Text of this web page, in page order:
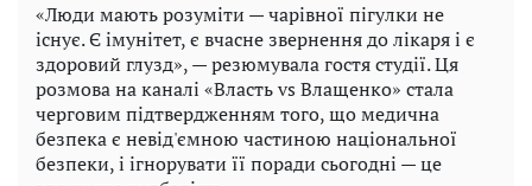
«Люди мають розуміти — чарівної пігулки не
існує. Є імунітет, є вчасне звернення до лікаря і є
здоровий глузд», — резюмувала гостя студії. Ця
розмова на каналі «Власть vs Влащенко» стала
черговим підтвердженням того, що медична
безпека є невід'ємною частиною національної
безпеки, і ігнорувати її поради сьогодні — це